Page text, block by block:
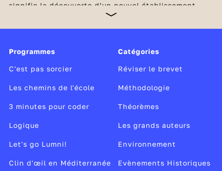
signifie la découverte d’un nouvel établissement,
d’une nouvelle organisation avec un emploi du
préparés à ce changement dès le début du cycle de
consolidation, le cycle 3, c’est-à-dire en CM1, puis
en CM2.
Programmes
C'est pas sorcier
Les chemins de l'école
3 minutes pour coder
Logique
Let's go Lumni!
Clin d'œil en Méditerranée
Catégories
Réviser le brevet
Méthodologie
Théorèmes
Les grands auteurs
Environnement
Evènements Historiques